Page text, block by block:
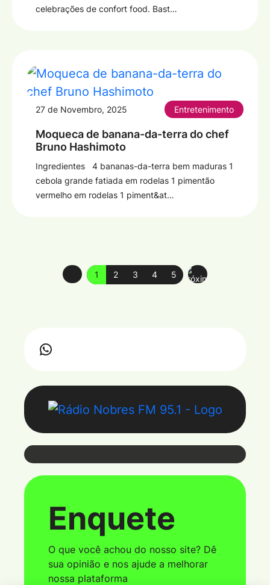
celebrações de confort food. Bast…
27 de Novembro, 2025 Entretenimento
Moqueca de banana-da-terra do chef
Bruno Hashimoto
Ingredientes 4 bananas-da-terra bem maduras 1
cebola grande fatiada em rodelas 1 pimentão
vermelho em rodelas 1 piment&at…
1 2 3 4 5
Webmail
Coloque seu e-mail e senha para ter
acesso ao webmail
Enquete
O que você achou do nosso site? Dê
sua opinião e nos ajude a melhorar
nossa plataforma